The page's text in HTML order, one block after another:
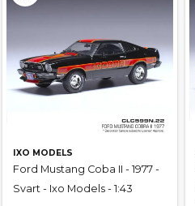
IXO MODELS
Ford Mustang Coba II - 1977 -
Svart - Ixo Models - 1:43